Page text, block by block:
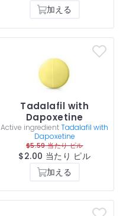
加える
Tadalafil with
Dapoxetine
Active ingredientTadalafil with
Dapoxetine
$5.59 当たり ピル
$2.00 当たり ピル
加える